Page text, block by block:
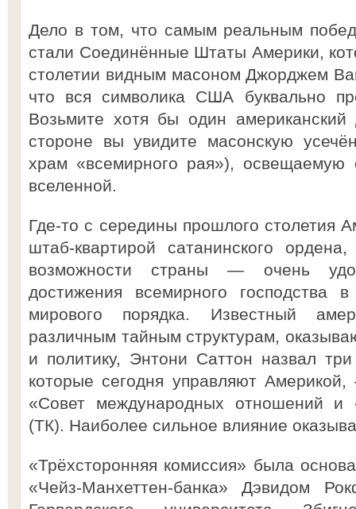
Дело в том, что самым реальным
стали Соединённые Штаты Америки,
столетии видным масоном Джорджем
что вся символика США буквально
Возьмите хотя бы один
стороне вы увидите масонскую
храм «всемирного рая»), освещаемую
вселенной.
Где-то с середины прошлого столетия
штаб-квартирой сатанинского
возможности страны — очень
достижения всемирного господства
мирового порядка. Известный
различным тайным структурам,
и политику, Энтони Саттон назвал
которые сегодня управляют Америкой,
«Совет международных отношений и
(ТК). Наиболее сильное влияние
«Трёхсторонняя комиссия» была
«Чейз-Манхеттен-банка» Дэвидом